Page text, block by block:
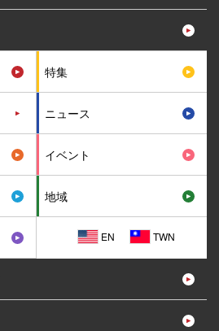
特集
ニュース
イベント
地域
EN TWN